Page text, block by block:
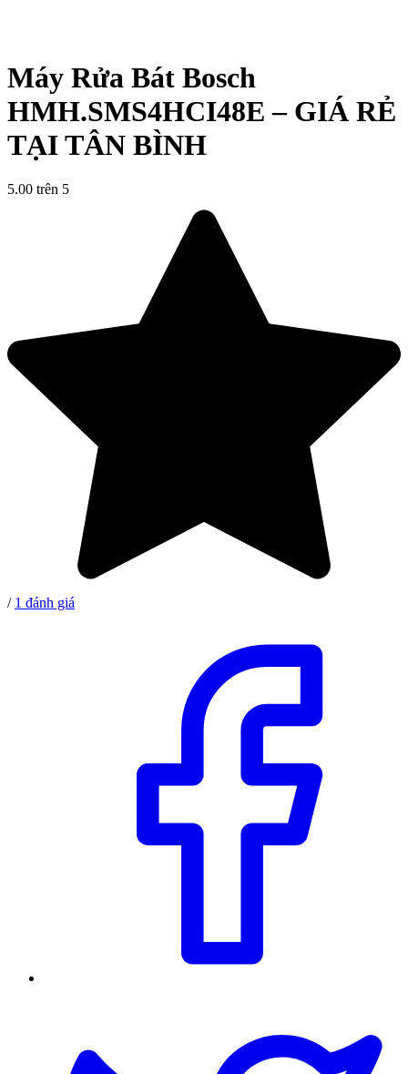
Máy Rửa Bát Bosch
HMH.SMS4HCI48E – GIÁ RẺ
TẠI TÂN BÌNH
5.00 trên 5
/ 1 đánh giá